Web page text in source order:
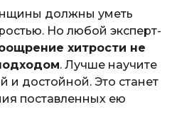
должны уметь
Но любой эксперт-
хитрости не
. Лучше научите
и достойной. Это станет
поставленных ею